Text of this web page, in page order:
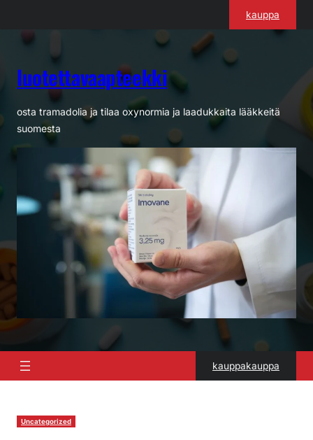
kauppa
luotettavaapteekki
osta tramadolia ja tilaa oxynormia ja laadukkaita lääkkeitä
suomesta
kauppakauppa
Uncategorized